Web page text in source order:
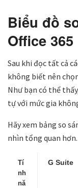
Biểu đồ
Office 365
Sau khi đọc tất cả
không biết nên
Như bạn có thể
tự với mức gia
Hãy xem bảng so
nhìn tổng quan hơn.
Tí
nh
nă
G Suite